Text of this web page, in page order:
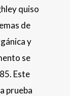
quiso
de
y
se
Este
prueba